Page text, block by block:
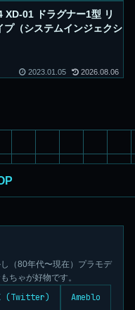
XD-01 ドラグナー1型 リ
プ（システムインジェクシ
2023.01.05 2026.08.06
（80年代〜現在）プラモデ
ちゃが好物です。
(Twitter) Ameblo